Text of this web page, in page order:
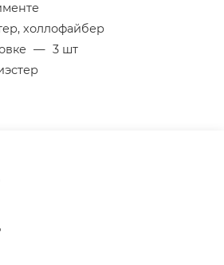
холлофайбер
— 3 шт